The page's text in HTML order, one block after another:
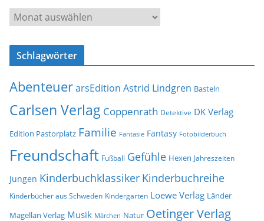
d
s
e
r
c
v
Schlagwörter
AbenteuerarsEdition Astrid Lindgren Basteln
Carlsen Verlag Coppenrath Detektive DK Verlag
Edition Pastorplatz Familie Fantasie Fantasy Fotobilderbuch
Freundschaft Fußball Gefühle Hexen Jahreszeiten
Jungen Kinderbuchklassiker Kinderbuchreihe
Kinderbücher aus Schweden Kindergarten Loewe Verlag Länder
Magellan Verlag Musik Märchen Natur Oetinger Verlag